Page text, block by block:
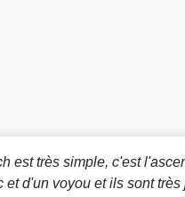
est très simple, c'est
et d'un voyou et ils sont très